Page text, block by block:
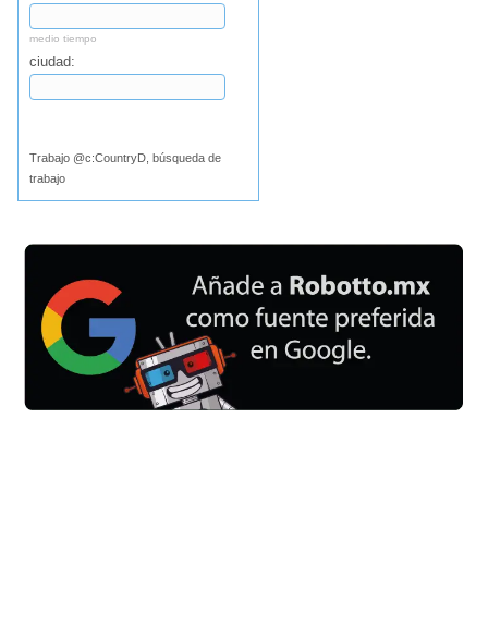
medio tiempo
ciudad:
Trabajo @c:CountryD, búsqueda de
trabajo